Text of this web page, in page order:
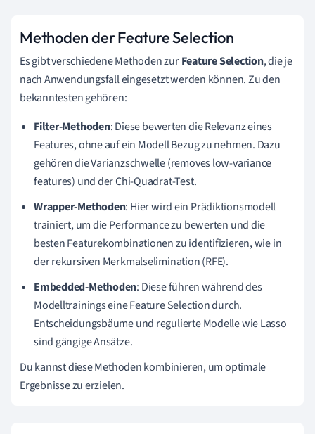
Methoden der Feature Selection
Es gibt verschiedene Methoden zurFeature Selection, die je
nach Anwendungsfall eingesetzt werden können. Zu den
bekanntesten gehören:
Filter-Methoden: Diese bewerten die Relevanz eines
Features, ohne auf ein Modell Bezug zu nehmen. Dazu
gehören die Varianzschwelle (removes low-variance
features) und der Chi-Quadrat-Test.
Wrapper-Methoden: Hier wird ein Prädiktionsmodell
trainiert, um die Performance zu bewerten und die
besten Featurekombinationen zu identifizieren, wie in
der rekursiven Merkmalselimination (RFE).
Embedded-Methoden: Diese führen während des
Modelltrainings eine Feature Selection durch.
Entscheidungsbäume und regulierte Modelle wie Lasso
sind gängige Ansätze.
Du kannst diese Methoden kombinieren, um optimale
Ergebnisse zu erzielen.